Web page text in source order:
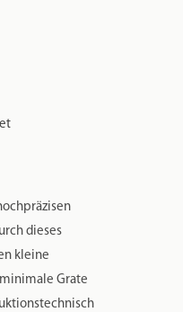
dieses
kleine
Grate